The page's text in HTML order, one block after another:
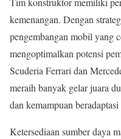
kemenangan. Dengan
pengembangan mobil yang
mengoptimalkan potensi
Scuderia Ferrari dan
meraih banyak gelar juara
dan kemampuan
Ketersediaan sumber daya